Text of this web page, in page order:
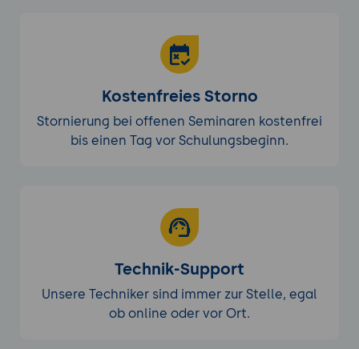
Kostenfreies Storno
Stornierung bei offenen Seminaren kostenfrei
bis einen Tag vor Schulungsbeginn.
Technik-Support
Unsere Techniker sind immer zur Stelle, egal
ob online oder vor Ort.